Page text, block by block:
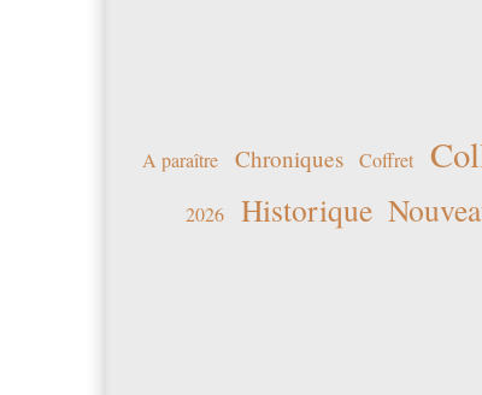
A paraître Chroniques Coffret
2026 Historique